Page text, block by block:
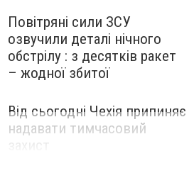
Повітряні сили ЗСУ
озвучили деталі нічного
обстрілу : з десятків ракет
– жодної збитої
Від сьогодні Чехія припиняє
надавати тимчасовий